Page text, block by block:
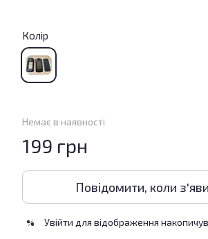
Колір
Немає в наявності
199 грн
Повідомити, коли
% Увійти для відображення